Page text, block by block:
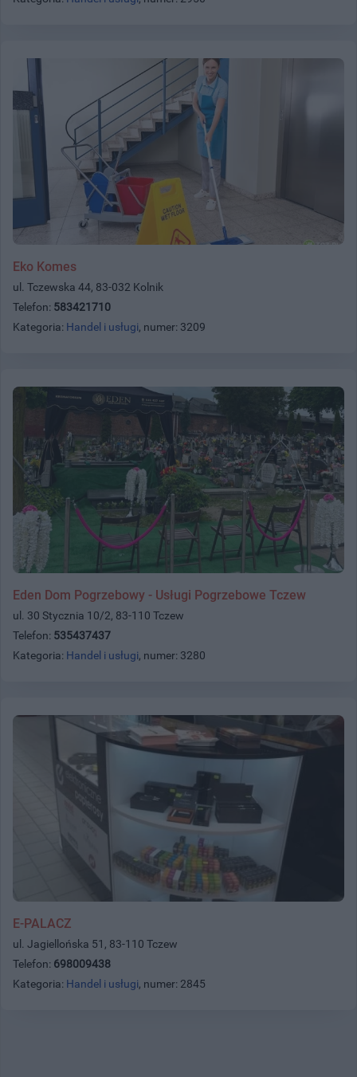
Eko Komes
ul. Tczewska 44, 83-032 Kolnik
Telefon: 583421710
Kategoria: Handel i usługi, numer: 3209
Eden Dom Pogrzebowy - Usługi Pogrzebowe Tczew
ul. 30 Stycznia 10/2, 83-110 Tczew
Telefon: 535437437
Kategoria: Handel i usługi, numer: 3280
E-PALACZ
ul. Jagiellońska 51, 83-110 Tczew
Telefon: 698009438
Kategoria: Handel i usługi, numer: 2845